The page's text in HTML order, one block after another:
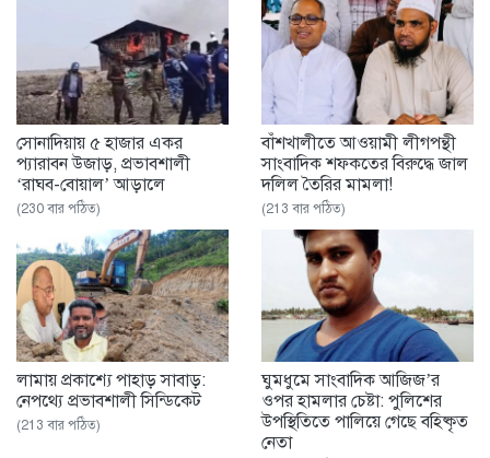
সোনাদিয়ায় ৫ হাজার একর
প্যারাবন উজাড়, প্রভাবশালী
‘রাঘব-বোয়াল’ আড়ালে
(230 বার পঠিত)
বাঁশখালীতে আওয়ামী লীগপন্থী
সাংবাদিক শফকতের বিরুদ্ধে জাল
দলিল তৈরির মামলা!
(213 বার পঠিত)
‎লামায় প্রকাশ্যে পাহাড় সাবাড়:
নেপথ্যে প্রভাবশালী সিন্ডিকেট
(213 বার পঠিত)
ঘুমধুমে সাংবাদিক আজিজ’র
ওপর হামলার চেষ্টা: পুলিশের
উপস্থিতিতে পালিয়ে গেছে বহিষ্কৃত
নেতা